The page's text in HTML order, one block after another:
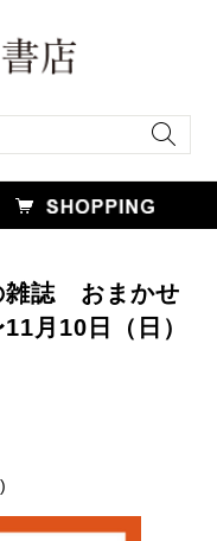
雑誌 おまかせ
月10日（日）